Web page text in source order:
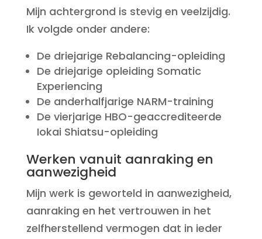
Mijn achtergrond is stevig en veelzijdig.
Ik volgde onder andere:
De driejarige Rebalancing-opleiding
De driejarige opleiding Somatic
Experiencing
De anderhalfjarige NARM-training
De vierjarige HBO-geaccrediteerde
Iokai Shiatsu-opleiding
Werken vanuit aanraking en
aanwezigheid
Mijn werk is geworteld in aanwezigheid,
aanraking en het vertrouwen in het
zelfherstellend vermogen dat in ieder